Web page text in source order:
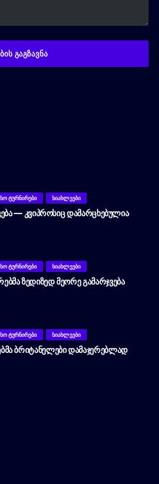
ᲢᲣᲠᲜᲘᲠᲔᲑᲘ ᲡᲘᲐᲮᲚᲔᲔᲑᲘ
— ᲙᲕᲘᲞᲠᲝᲡᲘᲪ ᲓᲐᲛᲐᲠᲪᲮᲔᲑᲣᲚᲘᲐ
ᲢᲣᲠᲜᲘᲠᲔᲑᲘ ᲡᲘᲐᲮᲚᲔᲔᲑᲘ
ᲖᲔᲓᲘᲖᲔᲓ ᲛᲔᲝᲠᲔ ᲒᲐᲛᲐᲠᲯᲕᲔᲑᲐ
ᲢᲣᲠᲜᲘᲠᲔᲑᲘ ᲡᲘᲐᲮᲚᲔᲔᲑᲘ
ᲑᲠᲘᲢᲐᲜᲔᲚᲔᲑᲘ ᲓᲐᲛᲐᲯᲔᲠᲔᲑᲚᲐᲓ